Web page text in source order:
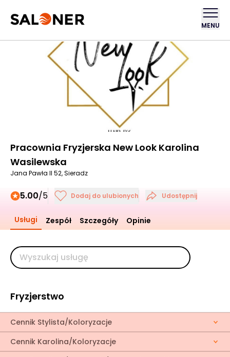
MENU
Pracownia Fryzjerska New Look Karolina
Wasilewska
Jana Pawła II 52, Sieradz
5.00/5 Dodaj do ulubionych Udostępnij
Usługi Zespół Szczegóły Opinie
Fryzjerstwo
Cennik Stylista/Koloryzacje
Cennik Karolina/Koloryzacje